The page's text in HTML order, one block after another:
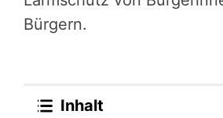
Bürgern.
Inhalt